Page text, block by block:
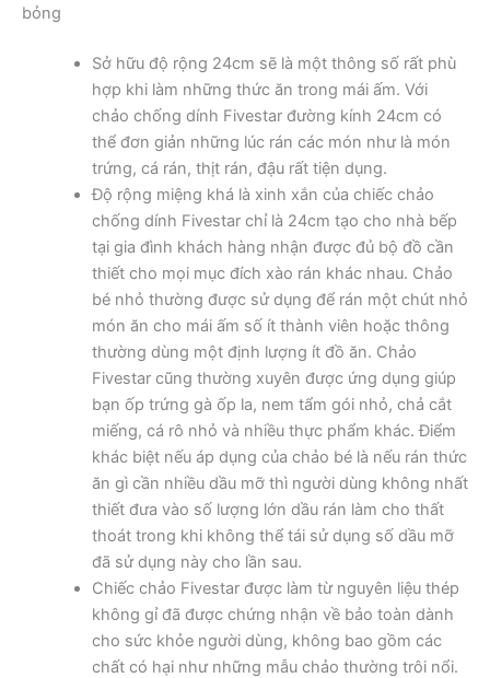
bỏng
Sở hữu độ rộng 24cm sẽ là một thông số rất phù
hợp khi làm những thức ăn trong mái ấm. Với
chảo chống dính Fivestar đường kính 24cm có
thể đơn giản những lúc rán các món như là món
trứng, cá rán, thịt rán, đậu rất tiện dụng.
Độ rộng miệng khá là xinh xắn của chiếc chảo
chống dính Fivestar chỉ là 24cm tạo cho nhà bếp
tại gia đình khách hàng nhận được đủ bộ đồ cần
thiết cho mọi mục đích xào rán khác nhau. Chảo
bé nhỏ thường được sử dụng để rán một chút nhỏ
món ăn cho mái ấm số ít thành viên hoặc thông
thường dùng một định lượng ít đồ ăn. Chảo
Fivestar cũng thường xuyên được ứng dụng giúp
bạn ốp trứng gà ốp la, nem tẩm gói nhỏ, chả cắt
miếng, cá rô nhỏ và nhiều thực phẩm khác. Điểm
khác biệt nếu áp dụng của chảo bé là nếu rán thức
ăn gì cần nhiều dầu mỡ thì người dùng không nhất
thiết đưa vào số lượng lớn dầu rán làm cho thất
thoát trong khi không thể tái sử dụng số dầu mỡ
đã sử dụng này cho lần sau.
Chiếc chảo Fivestar được làm từ nguyên liệu thép
không gỉ đã được chứng nhận về bảo toàn dành
cho sức khỏe người dùng, không bao gồm các
chất có hại như những mẫu chảo thường trôi nổi.